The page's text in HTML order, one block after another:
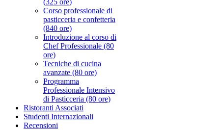
(325 ore)
Corso professionale di
pasticceria e confetteria
(840 ore)
Introduzione al corso di
Chef Professionale (80
ore)
Tecniche di cucina
avanzate (80 ore)
Programma
Professionale Intensivo
di Pasticceria (80 ore)
Ristoranti Associati
Studenti Internazionali
Recensioni